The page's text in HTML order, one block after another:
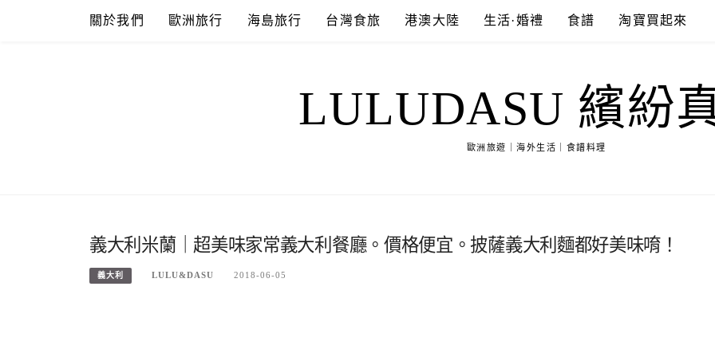
關於我們 歐洲旅行 海島旅行 台灣食旅 港澳大陸 生活·婚禮 食譜 淘寶買起來
LULUDASU 繽紛
歐洲旅遊｜海外生活｜食譜料理
義大利米蘭｜超美味家常義大利餐廳。價格便宜。披薩義大利麵都好美味唷！
義大利 LULU&DASU 2018-06-05